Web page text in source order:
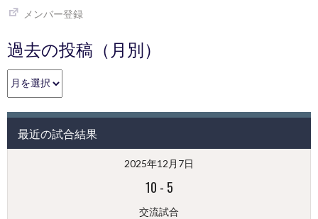
メンバー登録
過去の投稿（月別）
過
去
投
（月
最近の試合結果
2025年12月7日
10 - 5
交流試合